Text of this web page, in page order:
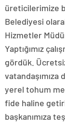
üreticilerimize
Belediyesi
Hizmetler
Yaptığımız
gördük.
vatandaşımıza
yerel tohum
fide haline
başkanımıza